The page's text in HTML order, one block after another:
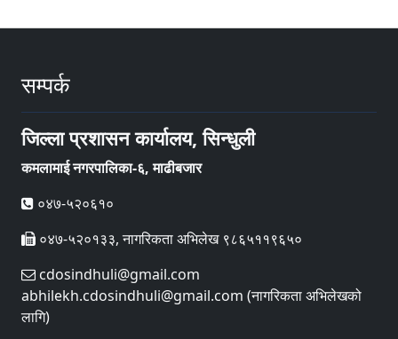
सम्पर्क
जिल्ला प्रशासन कार्यालय, सिन्धुली
कमलामाई नगरपालिका-६, माढीबजार
०४७-५२०६१०
०४७-५२०१३३, नागरिकता अभिलेख ९८६५११९६५०
cdosindhuli@gmail.com
abhilekh.cdosindhuli@gmail.com (नागरिकता अभिलेखको
लागि)